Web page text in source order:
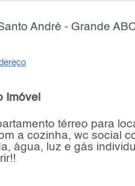
André - Grande
Imóvel
térreo para
a cozinha, wc social
água, luz e gás